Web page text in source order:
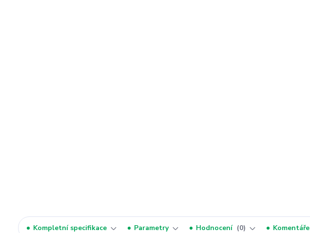
Kompletní specifikace Parametry Hodnocení 0 Komentáře